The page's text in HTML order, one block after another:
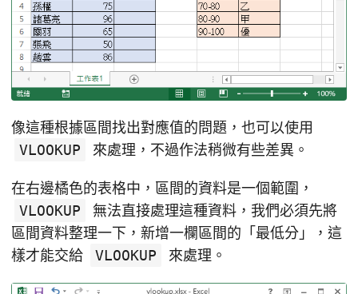
像這種根據區間找出對應值的問題，也可以使用
VLOOKUP
來處理，不過作法稍微有些差異。
在右邊橘色的表格中，區間的資料是一個範圍，
VLOOKUP
無法直接處理這種資料，我們必須先將
區間資料整理一下，新增一欄區間的「最低分」，這
樣才能交給
VLOOKUP 來處理。